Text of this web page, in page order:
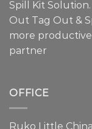
Spill Kit
Out Tag Out &
more
partner
OFFICE
Ruko Little